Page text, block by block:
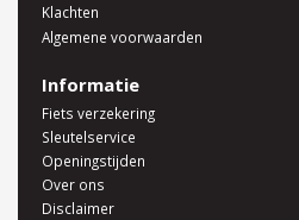
Klachten
Algemene voorwaarden
Informatie
Fiets verzekering
Sleutelservice
Openingstijden
Over ons
Disclaimer